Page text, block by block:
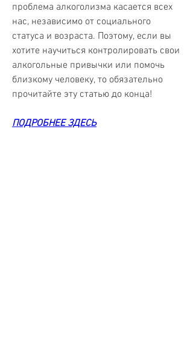
проблема алкоголизма касается всех
нас, независимо от социального
статуса и возраста. Поэтому, если вы
хотите научиться контролировать свои
алкогольные привычки или помочь
близкому человеку, то обязательно
прочитайте эту статью до конца!
ПОДРОБНЕЕ ЗДЕСЬ